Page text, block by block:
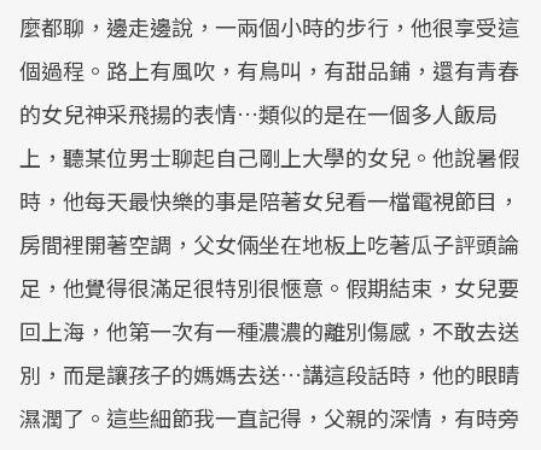
麼都聊，邊走邊說，一兩個小時的步行，他很享受這
個過程。路上有風吹，有鳥叫，有甜品鋪，還有青春
的女兒神采飛揚的表情…類似的是在一個多人飯局
上，聽某位男士聊起自己剛上大學的女兒。他說暑假
時，他每天最快樂的事是陪著女兒看一檔電視節目，
房間裡開著空調，父女倆坐在地板上吃著瓜子評頭論
足，他覺得很滿足很特別很愜意。假期結束，女兒要
回上海，他第一次有一種濃濃的離別傷感，不敢去送
別，而是讓孩子的媽媽去送…講這段話時，他的眼睛
濕潤了。這些細節我一直記得，父親的深情，有時旁